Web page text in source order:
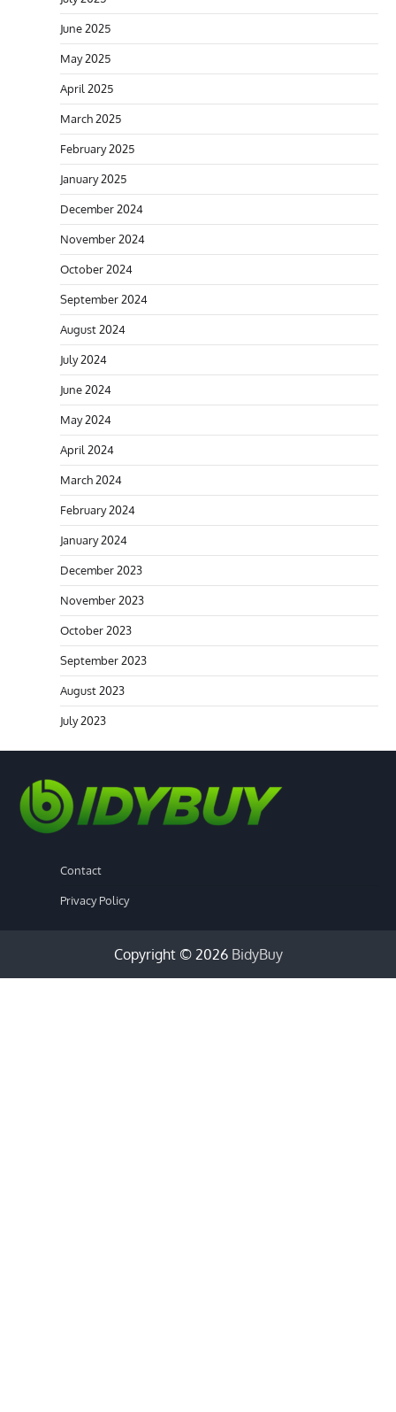
June 2025
May 2025
April 2025
March 2025
February 2025
January 2025
December 2024
November 2024
October 2024
September 2024
August 2024
July 2024
June 2024
May 2024
April 2024
March 2024
February 2024
January 2024
December 2023
November 2023
October 2023
September 2023
August 2023
July 2023
Contact
Privacy Policy
Copyright © 2026 BidyBuy